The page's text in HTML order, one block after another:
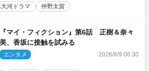
大河ドラマ 仲野太賀
『マイ・フィクション』第6話 正樹＆奈々
、香坂に接触を試みる
エンタメ 2026/8/9 06:30